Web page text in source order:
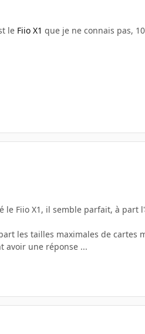
le Fiio X1 que je ne connais pas,
le Fiio X1, il semble parfait, à
les tailles maximales de cartes
avoir une réponse ...